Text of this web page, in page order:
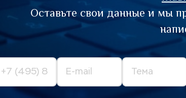
Оставьте свои данные и мы